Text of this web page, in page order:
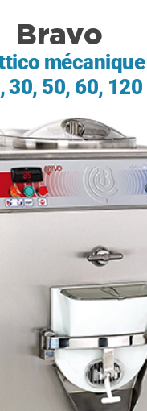
Bravo
mécanique
30, 50, 60, 120